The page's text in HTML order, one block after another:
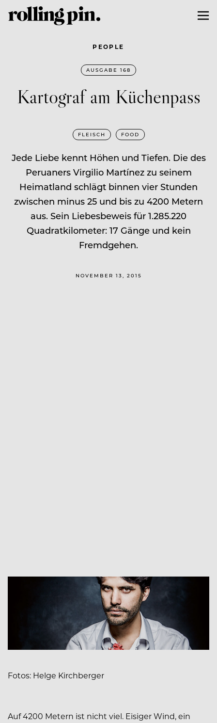
PEOPLE
AUSGABE 168
Kartograf am Küchenpass
FLEISCH FOOD
Jede Liebe kennt Höhen und Tiefen. Die des
Peruaners Virgilio Martínez zu seinem
Heimatland schlägt binnen vier Stunden
zwischen minus 25 und bis zu 4200 Metern
aus. Sein Liebesbeweis für 1.285.220
Quadratkilometer: 17 Gänge und kein
Fremdgehen.
NOVEMBER 13, 2015
Fotos: Helge Kirchberger
Auf 4200 Metern ist nicht viel. Eisiger Wind, ein